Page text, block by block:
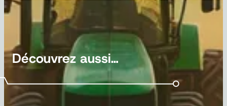
Découvrez aussi…